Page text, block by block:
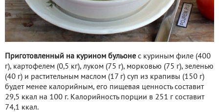
Приготовленный на курином бульоне с куриным филе (400
г), картофелем (0,5 кг), луком (75 г), морковью (75 г), зеленью
(40 г) и растительным маслом (17 г) суп из крапивы (150 г)
будет менее калорийным, его пищевая ценность составит
29,5 ккал на 100 г. Калорийность порции в 251 г составит
74,1 ккал.